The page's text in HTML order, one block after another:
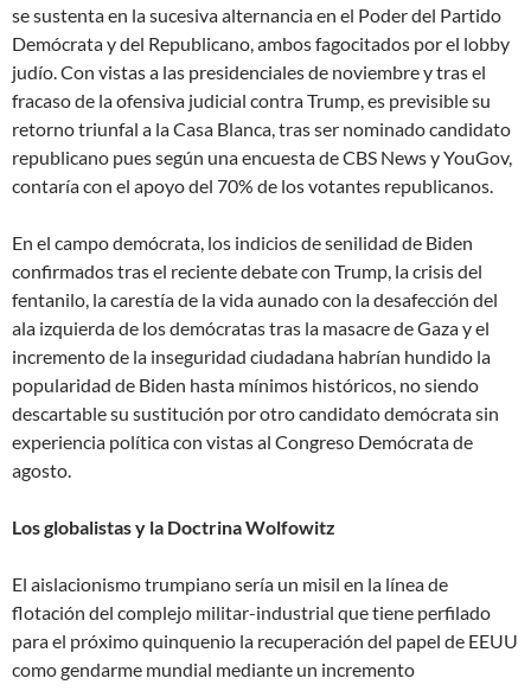
se sustenta en la sucesiva alternancia en el Poder del Partido
Demócrata y del Republicano, ambos fagocitados por el lobby
judío. Con vistas a las presidenciales de noviembre y tras el
fracaso de la ofensiva judicial contra Trump, es previsible su
retorno triunfal a la Casa Blanca, tras ser nominado candidato
republicano pues según una encuesta de CBS News y YouGov,
contaría con el apoyo del 70% de los votantes republicanos.
En el campo demócrata, los indicios de senilidad de Biden
confirmados tras el reciente debate con Trump, la crisis del
fentanilo, la carestía de la vida aunado con la desafección del
ala izquierda de los demócratas tras la masacre de Gaza y el
incremento de la inseguridad ciudadana habrían hundido la
popularidad de Biden hasta mínimos históricos, no siendo
descartable su sustitución por otro candidato demócrata sin
experiencia política con vistas al Congreso Demócrata de
agosto.
Los globalistas y la Doctrina Wolfowitz
El aislacionismo trumpiano sería un misil en la línea de
flotación del complejo militar-industrial que tiene perfilado
para el próximo quinquenio la recuperación del papel de EEUU
como gendarme mundial mediante un incremento